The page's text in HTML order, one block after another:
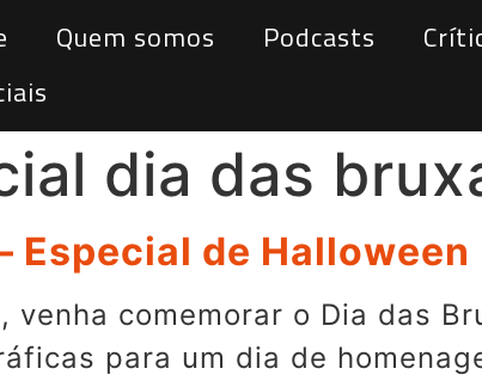
Quem somos Podcasts
dia das
Especial de Halloween
venha comemorar o Dia das
para um dia de